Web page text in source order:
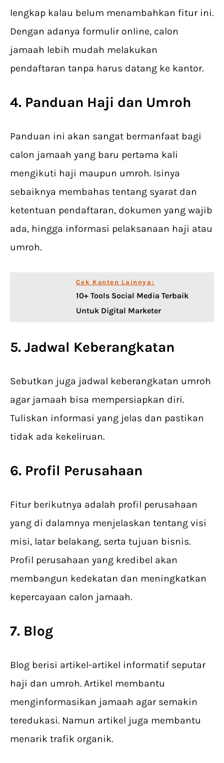
lengkap kalau belum menambahkan fitur ini.
Dengan adanya formulir online, calon
jamaah lebih mudah melakukan
pendaftaran tanpa harus datang ke kantor.
4. Panduan Haji dan Umroh
Panduan ini akan sangat bermanfaat bagi
calon jamaah yang baru pertama kali
mengikuti haji maupun umroh. Isinya
sebaiknya membahas tentang syarat dan
ketentuan pendaftaran, dokumen yang wajib
ada, hingga informasi pelaksanaan haji atau
umroh.
Cek Konten Lainnya:
10+ Tools Social Media Terbaik
Untuk Digital Marketer
5. Jadwal Keberangkatan
Sebutkan juga jadwal keberangkatan umroh
agar jamaah bisa mempersiapkan diri.
Tuliskan informasi yang jelas dan pastikan
tidak ada kekeliruan.
6. Profil Perusahaan
Fitur berikutnya adalah profil perusahaan
yang di dalamnya menjelaskan tentang visi
misi, latar belakang, serta tujuan bisnis.
Profil perusahaan yang kredibel akan
membangun kedekatan dan meningkatkan
kepercayaan calon jamaah.
7. Blog
Blog berisi artikel-artikel informatif seputar
haji dan umroh. Artikel membantu
menginformasikan jamaah agar semakin
teredukasi. Namun artikel juga membantu
menarik trafik organik.